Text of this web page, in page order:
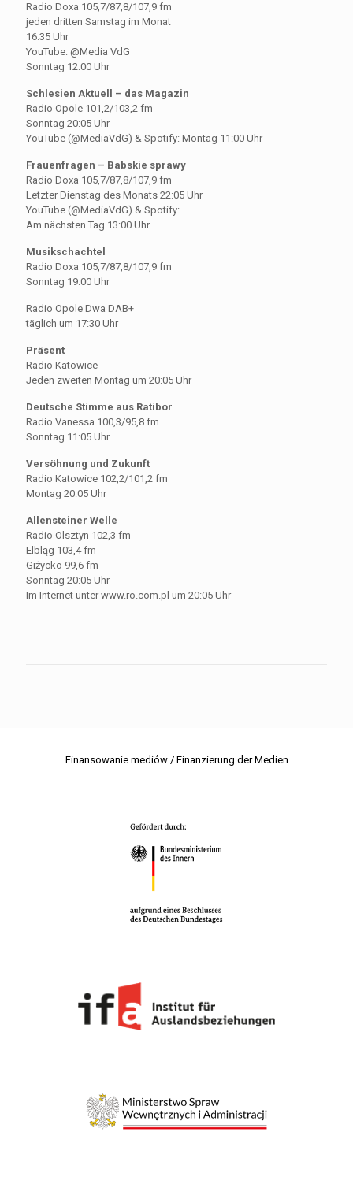
Radio Doxa 105,7/87,8/107,9 fm
jeden dritten Samstag im Monat
16:35 Uhr
YouTube: @Media VdG
Sonntag 12:00 Uhr
Schlesien Aktuell – das Magazin
Radio Opole 101,2/103,2 fm
Sonntag 20:05 Uhr
YouTube (@MediaVdG) & Spotify: Montag 11:00 Uhr
Frauenfragen – Babskie sprawy
Radio Doxa 105,7/87,8/107,9 fm
Letzter Dienstag des Monats 22:05 Uhr
YouTube (@MediaVdG) & Spotify:
Am nächsten Tag 13:00 Uhr
Musikschachtel
Radio Doxa 105,7/87,8/107,9 fm
Sonntag 19:00 Uhr
Radio Opole Dwa DAB+
täglich um 17:30 Uhr
Präsent
Radio Katowice
Jeden zweiten Montag um 20:05 Uhr
Deutsche Stimme aus Ratibor
Radio Vanessa 100,3/95,8 fm
Sonntag 11:05 Uhr
Versöhnung und Zukunft
Radio Katowice 102,2/101,2 fm
Montag 20:05 Uhr
Allensteiner Welle
Radio Olsztyn 102,3 fm
Elbląg 103,4 fm
Giżycko 99,6 fm
Sonntag 20:05 Uhr
Im Internet unter www.ro.com.pl um 20:05 Uhr
Finansowanie mediów / Finanzierung der Medien